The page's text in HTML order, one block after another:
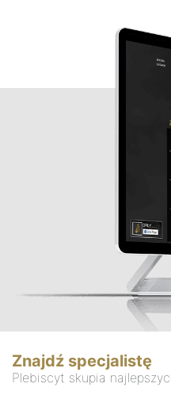
Znajdź specjalistę
Plebiscyt skupia